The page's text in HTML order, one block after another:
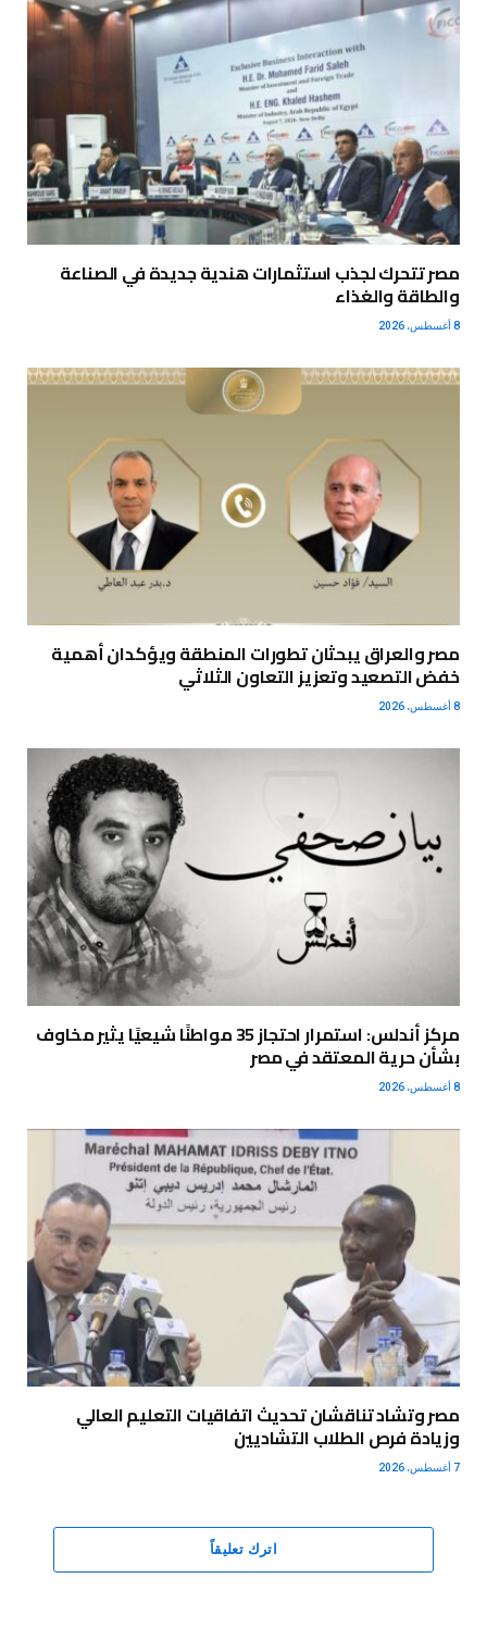
مصر تتحرك لجذب استثمارات هندية جديدة في الصناعة
والطاقة والغذاء
8 أغسطس، 2026
مصر والعراق يبحثان تطورات المنطقة ويؤكدان أهمية
خفض التصعيد وتعزيز التعاون الثلاثي
8 أغسطس، 2026
مركز أندلس: استمرار احتجاز 35 مواطنًا شيعيًا يثير مخاوف
بشأن حرية المعتقد في مصر
8 أغسطس، 2026
مصر وتشاد تناقشان تحديث اتفاقيات التعليم العالي
وزيادة فرص الطلاب التشاديين
7 أغسطس، 2026
اترك تعليقاً